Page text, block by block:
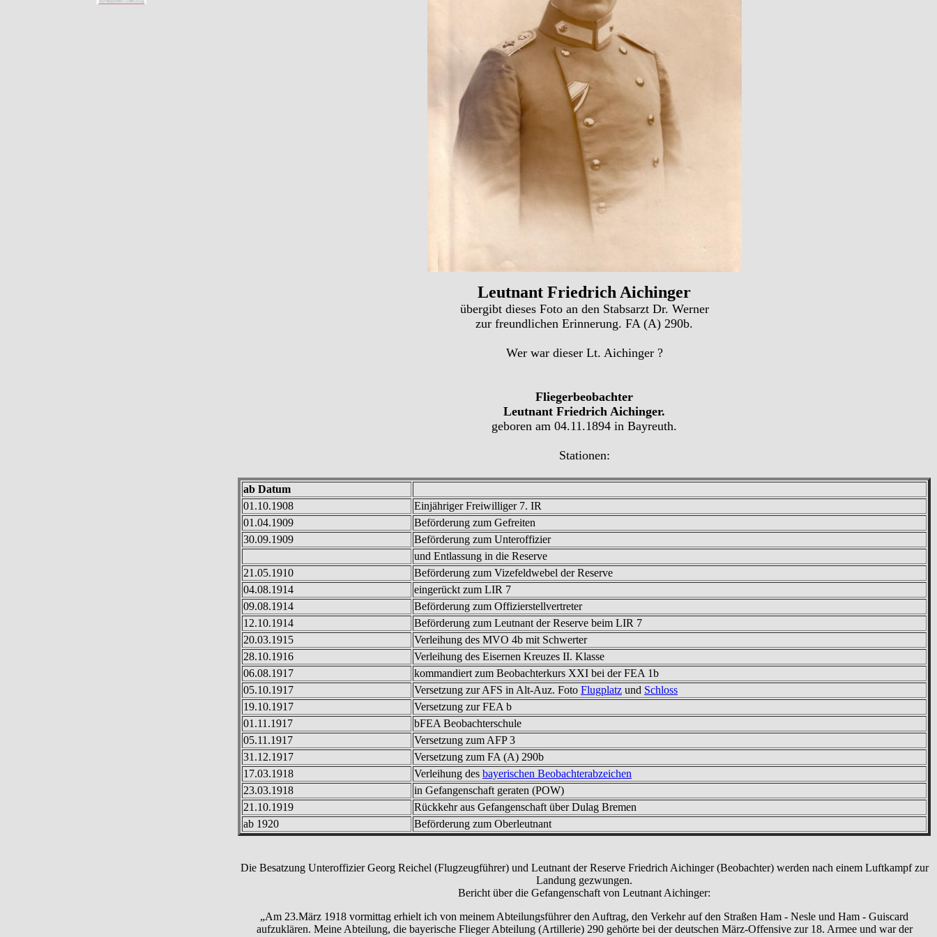
Leutnant Friedrich Aichinger
übergibt dieses Foto an den Stabsarzt Dr. Werner
zur freundlichen Erinnerung. FA (A) 290b.
Wer war dieser Lt. Aichinger ?
Fliegerbeobachter
Leutnant Friedrich Aichinger.
geboren am 04.11.1894 in Bayreuth.
Stationen:
ab Datum
01.10.1908
Einjähriger Freiwilliger 7. IR
01.04.1909
Beförderung zum Gefreiten
30.09.1909
Beförderung zum Unteroffizier
und Entlassung in die Reserve
21.05.1910
Beförderung zum Vizefeldwebel der Reserve
04.08.1914
eingerückt zum LIR 7
09.08.1914
Beförderung zum Offizierstellvertreter
12.10.1914
Beförderung zum Leutnant der Reserve beim LIR 7
20.03.1915
Verleihung des MVO 4b mit Schwerter
28.10.1916
Verleihung des Eisernen Kreuzes II. Klasse
06.08.1917
kommandiert zum Beobachterkurs XXI bei der FEA 1b
05.10.1917
Versetzung zur AFS in Alt-Auz. Foto Flugplatz und Schloss
19.10.1917
Versetzung zur FEA b
01.11.1917
bFEA Beobachterschule
05.11.1917
Versetzung zum AFP 3
31.12.1917
Versetzung zum FA (A) 290b
17.03.1918
Verleihung des bayerischen Beobachterabzeichen
23.03.1918
in Gefangenschaft geraten (POW)
21.10.1919
Rückkehr aus Gefangenschaft über Dulag Bremen
ab 1920
Beförderung zum Oberleutnant
Die Besatzung Unteroffizier Georg Reichel (Flugzeugführer) und Leutnant der Reserve Friedrich Aichinger (Beobachter) werden nach einem Luftkampf zur
Landung gezwungen.
Bericht über die Gefangenschaft von Leutnant Aichinger:
„Am 23.März 1918 vormittag erhielt ich von meinem Abteilungsführer den Auftrag, den Verkehr auf den Straßen Ham - Nesle und Ham - Guiscard
aufzuklären. Meine Abteilung, die bayerische Flieger Abteilung (Artillerie) 290 gehörte bei der deutschen März-Offensive zur 18. Armee und war der